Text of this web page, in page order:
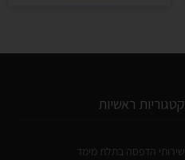
קטגוריות ראשיות
שירותי הדפסה בתלת מימד